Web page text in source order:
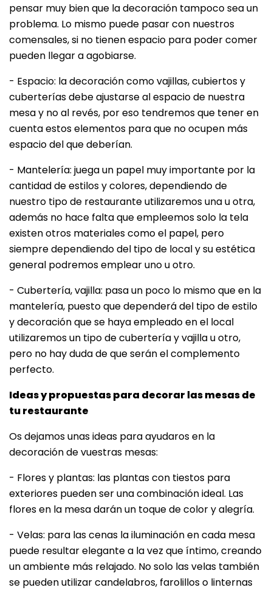
pensar muy bien que la decoración tampoco sea un
problema. Lo mismo puede pasar con nuestros
comensales, si no tienen espacio para poder comer
pueden llegar a agobiarse.
- Espacio: la decoración como vajillas, cubiertos y
cuberterías debe ajustarse al espacio de nuestra
mesa y no al revés, por eso tendremos que tener en
cuenta estos elementos para que no ocupen más
espacio del que deberían.
- Mantelería: juega un papel muy importante por la
cantidad de estilos y colores, dependiendo de
nuestro tipo de restaurante utilizaremos una u otra,
además no hace falta que empleemos solo la tela
existen otros materiales como el papel, pero
siempre dependiendo del tipo de local y su estética
general podremos emplear uno u otro.
- Cubertería, vajilla: pasa un poco lo mismo que en la
mantelería, puesto que dependerá del tipo de estilo
y decoración que se haya empleado en el local
utilizaremos un tipo de cubertería y vajilla u otro,
pero no hay duda de que serán el complemento
perfecto.
Ideas y propuestas para decorar las mesas de
tu restaurante
Os dejamos unas ideas para ayudaros en la
decoración de vuestras mesas:
- Flores y plantas: las plantas con tiestos para
exteriores pueden ser una combinación ideal. Las
flores en la mesa darán un toque de color y alegría.
- Velas: para las cenas la iluminación en cada mesa
puede resultar elegante a la vez que íntimo, creando
un ambiente más relajado. No solo las velas también
se pueden utilizar candelabros, farolillos o linternas